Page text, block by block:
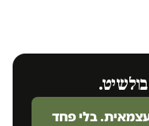
בולשיט.
בלי פחד